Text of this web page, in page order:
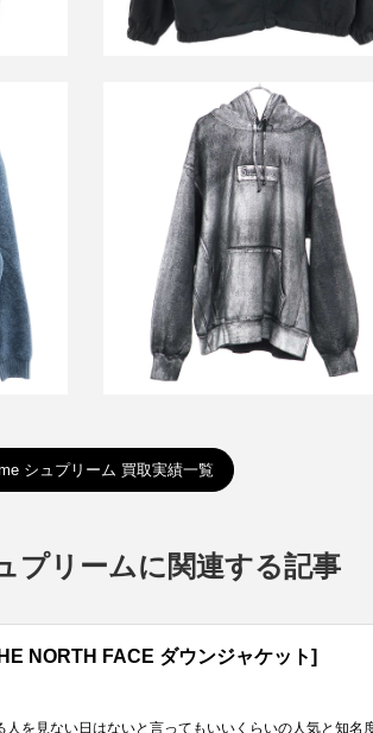
Box
シュプリーム エムエムシックス メ
マルジェラ 24SS Foil Box Logo
Hooded Sweatshirt パーカー
買取金額18,000円
詳しく見る
シュプリーム 買取実績一覧
プリームに関連する記事
NORTH FACE ダウンジャケット]
を見ない日はないと言ってもいいくらいの人気と知